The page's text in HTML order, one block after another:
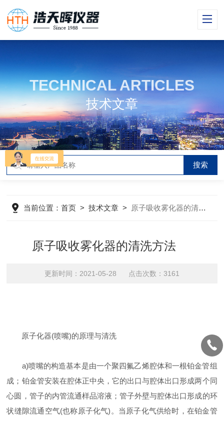
TECHNICAL ARTICLES
技术文章
当前位置：首页 >技术文章 > 原子吸收雾化器的清洗方法
原子吸收雾化器的清洗方法
更新时间：2021-05-28 点击次数：3161
原子化器(喷嘴)的原理与清洗
a)喷嘴的构造基本是由一个聚四氟乙烯腔体和一根铂金管组
成；铂金管安装在腔体正中央，它的出口与腔体出口形成两个同
心圆，管子的内管流通样品溶液；管子外壁与腔体出口形成的环
状缝隙流通空气(也称原子化气)。当原子化气供给时，在铂金管